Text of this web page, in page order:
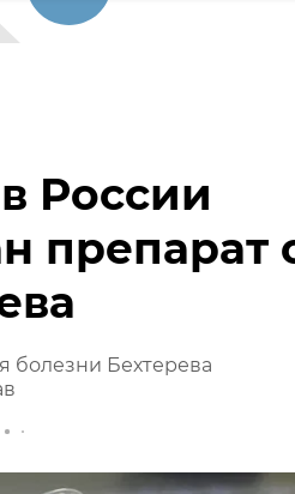
России
препарат
болезни Бехтерева